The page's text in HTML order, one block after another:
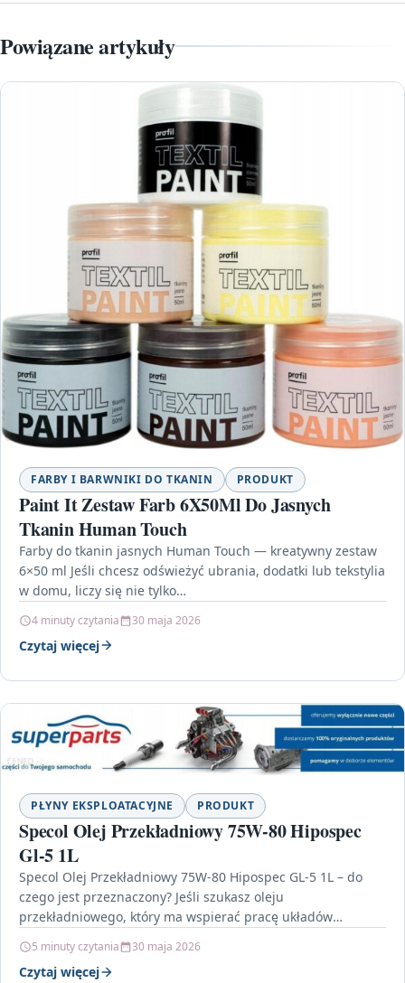
Powiązane artykuły
FARBY I BARWNIKI DO TKANIN PRODUKT
Paint It Zestaw Farb 6X50Ml Do Jasnych
Tkanin Human Touch
Farby do tkanin jasnych Human Touch — kreatywny zestaw
6×50 ml Jeśli chcesz odświeżyć ubrania, dodatki lub tekstylia
w domu, liczy się nie tylko…
4 minuty czytania 30 maja 2026
Czytaj więcej
PŁYNY EKSPLOATACYJNE PRODUKT
Specol Olej Przekładniowy 75W-80 Hipospec
Gl-5 1L
Specol Olej Przekładniowy 75W-80 Hipospec GL-5 1L – do
czego jest przeznaczony? Jeśli szukasz oleju
przekładniowego, który ma wspierać pracę układów
5 minuty czytania 30 maja 2026
Czytaj więcej